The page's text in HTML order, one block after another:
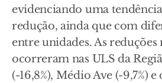
evidenciando uma
redução, ainda que com
entre unidades. As reduções
ocorreram nas ULS da
(-16,8%), Médio Ave (-9,7%) e